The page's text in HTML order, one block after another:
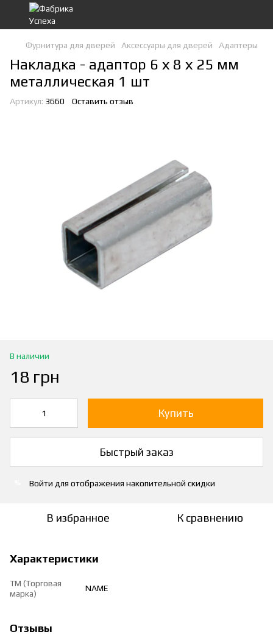
Фурнитура для дверей Аксессуары для дверей Адаптеры
Накладка - адаптор 6 х 8 х 25 мм
металлическая 1 шт
Артикул: 3660 Оставить отзыв
В наличии
18 грн
Купить
Быстрый заказ
Войти для отображения накопительной скидки
В избранное К сравнению
Характеристики
ТМ (Торговая
марка)
NAME
Отзывы